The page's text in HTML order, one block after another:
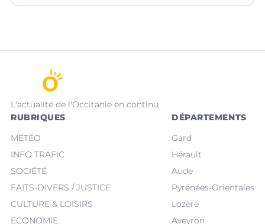
L'actualité de l'Occitanie en continu
RUBRIQUES
MÉTÉO
INFO TRAFIC
SOCIÉTÉ
FAITS-DIVERS / JUSTICE
CULTURE & LOISIRS
ECONOMIE
DÉPARTEMENTS
Gard
Hérault
Aude
Pyrénées-Orientales
Lozère
Aveyron